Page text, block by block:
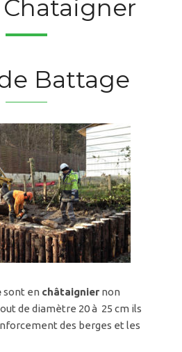
Battage
sont en châtaignier non
de diamètre 20 à 25 cm ils
des berges et les